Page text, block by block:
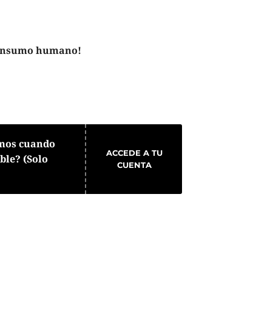
humano!
cuando
(Solo
ACCEDE A TU
CUENTA